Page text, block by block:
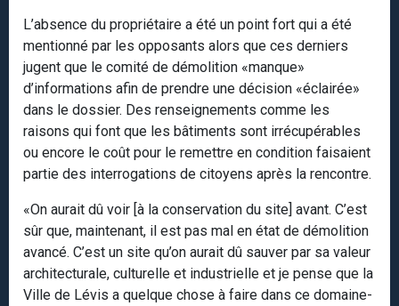
L’absence du propriétaire a été un point fort qui a été
mentionné par les opposants alors que ces derniers
jugent que le comité de démolition «manque»
d’informations afin de prendre une décision «éclairée»
dans le dossier. Des renseignements comme les
raisons qui font que les bâtiments sont irrécupérables
ou encore le coût pour le remettre en condition faisaient
partie des interrogations de citoyens après la rencontre.
«On aurait dû voir [à la conservation du site] avant. C’est
sûr que, maintenant, il est pas mal en état de démolition
avancé. C’est un site qu’on aurait dû sauver par sa valeur
architecturale, culturelle et industrielle et je pense que la
Ville de Lévis a quelque chose à faire dans ce domaine-